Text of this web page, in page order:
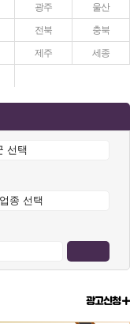
광주 울산
전북 충북
제주 세종
광고신청